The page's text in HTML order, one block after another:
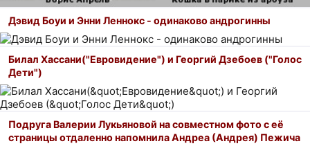
Дэвид Боуи и Энни Леннокс - одинаково андрогинны
Билал Хассани("Евровидение") и Георгий Дзебоев ("Голос
Дети")
Подруга Валерии Лукьяновой на совместном фото с её
страницы отдаленно напомнила Андреа (Андрея) Пежича